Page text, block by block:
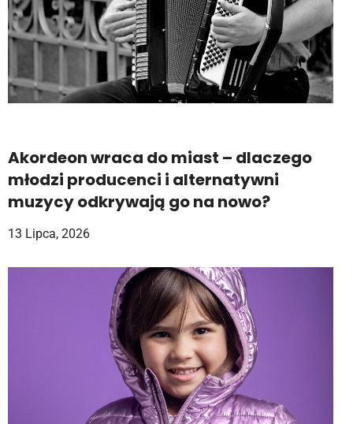
Akordeon wraca do miast – dlaczego
młodzi producenci i alternatywni
muzycy odkrywają go na nowo?
13 Lipca, 2026